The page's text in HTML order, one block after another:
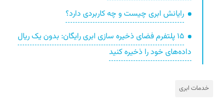
رایانش ابری چیست و چه کاربردی دارد؟
۱۵ پلتفرم فضای ذخیره سازی ابری رایگان: بدون یک ریال
داده‌های خود را ذخیره کنید
خدمات ابری